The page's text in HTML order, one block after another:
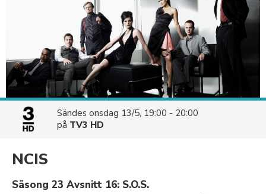
Sändes onsdag 13/5, 19:00 - 20:00
på TV3 HD
NCIS
Säsong 23 Avsnitt 16: S.O.S.